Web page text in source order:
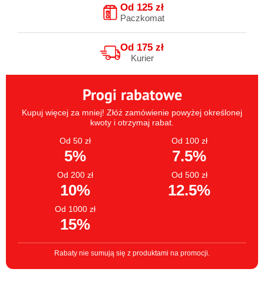
Od 125 zł
Paczkomat
Od 175 zł
Kurier
Progi rabatowe
Kupuj więcej za mniej! Złóż zamówienie powyżej określonej
kwoty i otrzymaj rabat.
Od 50 zł
5%
Od 100 zł
7.5%
Od 200 zł
10%
Od 500 zł
12.5%
Od 1000 zł
15%
Rabaty nie sumują się z produktami na promocji.